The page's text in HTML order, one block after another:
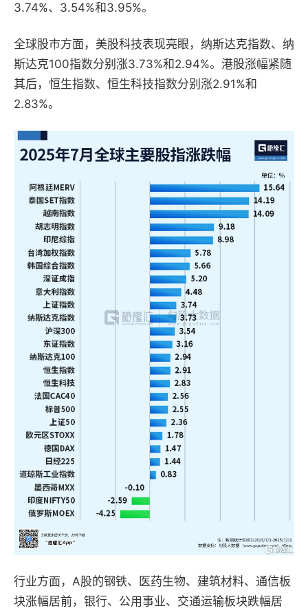
3.74%、3.54%和3.95%。
全球股市方面，美股科技表现亮眼，纳斯达克指数、纳
斯达克100指数分别涨3.73%和2.94%。港股涨幅紧随
其后，恒生指数、恒生科技指数分别涨2.91%和
2.83%。
行业方面，A股的钢铁、医药生物、建筑材料、通信板
块涨幅居前，银行、公用事业、交通运输板块跌幅居